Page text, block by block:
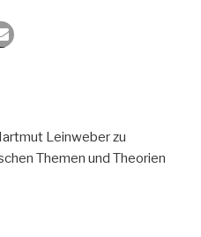
Leinweber zu
Themen und Theorien